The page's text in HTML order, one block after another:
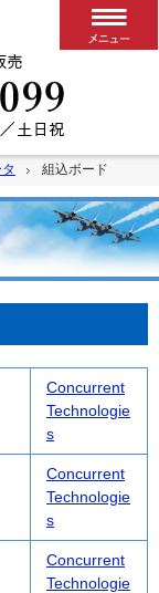
組込ボード
Concurrent
Technologie
s
Concurrent
Technologie
s
Concurrent
Technologie
組込ボード